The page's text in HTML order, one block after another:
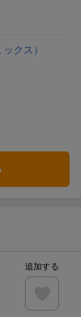
クス）
追加する